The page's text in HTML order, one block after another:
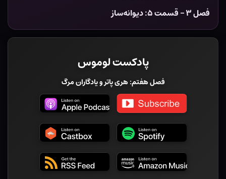
فصل ۳ – قسمت ۵: دیوانه‌ساز
پادکست لوموس
فصل هفتم: هری پاتر و یادگاران مرگ